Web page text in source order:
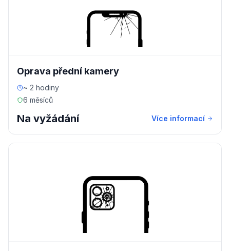
Oprava přední kamery
~ 2 hodiny
6 měsíců
Na vyžádání Více informací